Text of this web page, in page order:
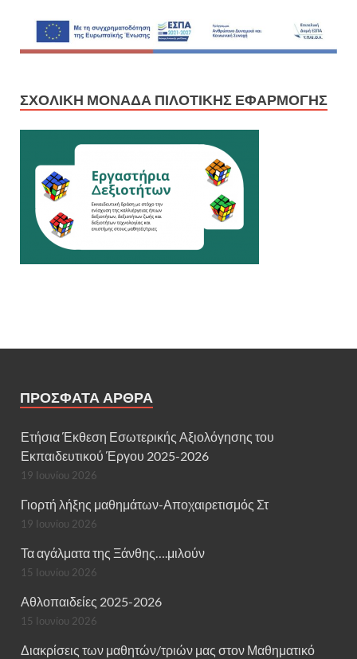
ΣΧΟΛΙΚΉ ΜΟΝΆΔΑ ΠΙΛΟΤΙΚΉΣ ΕΦΑΡΜΟΓΉΣ
ΠΡΌΣΦΑΤΑ ΆΡΘΡΑ
Ετήσια Έκθεση Εσωτερικής Αξιολόγησης του
Εκπαιδευτικού Έργου 2025-2026
19 Ιουνίου 2026
Γιορτή λήξης μαθημάτων-Αποχαιρετισμός Στ
19 Ιουνίου 2026
Τα αγάλματα της Ξάνθης….μιλούν
15 Ιουνίου 2026
Αθλοπαιδείες 2025-2026
15 Ιουνίου 2026
Διακρίσεις των μαθητών/τριών μας στον Μαθηματικό